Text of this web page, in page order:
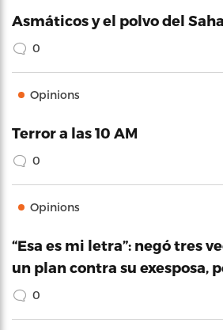
Asmáticos y el polvo del
0
Opinions
Terror a las 10 AM
0
Opinions
“Esa es mi letra”: negó tres
un plan contra su exesposa,
0